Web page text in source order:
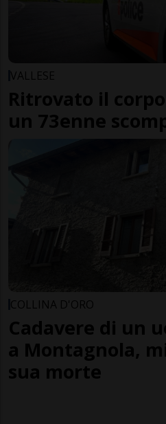
VALLESE
Ritrovato il
un 73enne
COLLINA D'ORO
Cadavere di un
a Montagnola,
sua morte